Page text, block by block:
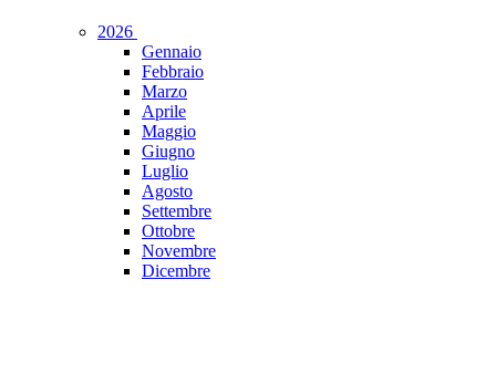
2026
Gennaio
Febbraio
Marzo
Aprile
Maggio
Giugno
Luglio
Agosto
Settembre
Ottobre
Novembre
Dicembre